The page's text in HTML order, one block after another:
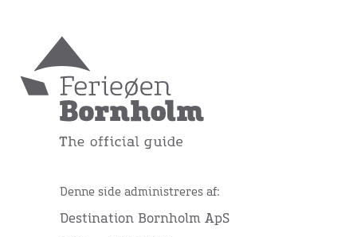
Denne side administreres af:
Destination Bornholm ApS